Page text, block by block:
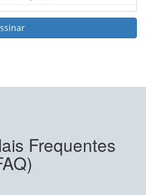
Frequentes